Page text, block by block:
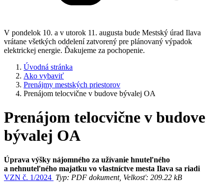
V pondelok 10. a v utorok 11. augusta bude Mestský úrad Ilava
vrátane všetkých oddelení zatvorený pre plánovaný výpadok
elektrickej energie. Ďakujeme za pochopenie.
Úvodná stránka
Ako vybaviť
Prenájmy mestských priestorov
Prenájom telocvične v budove bývalej OA
Prenájom telocvične v budove
bývalej OA
Úprava výšky nájomného za užívanie hnuteľného
a nehnuteľného majatku vo vlastníctve mesta Ilava sa riadi
VZN č. 1/2024 Typ: PDF dokument, Velkosť: 209.22 kB